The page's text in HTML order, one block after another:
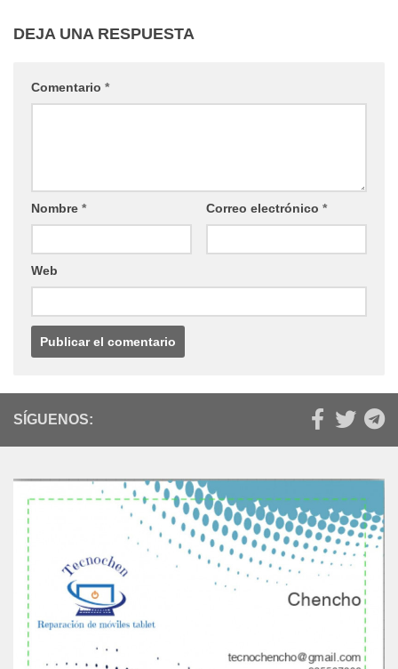
DEJA UNA RESPUESTA
Comentario *
Nombre * Correo electrónico *
Web
SÍGUENOS: